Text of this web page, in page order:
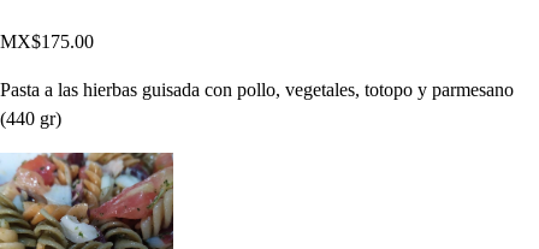
MX$175.00
Pasta a las hierbas guisada con pollo, vegetales, totopo y parmesano
(440 gr)